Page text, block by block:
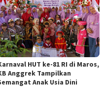
HUT ke-81 RI di Maros,
Anggrek Tampilkan
Anak Usia Dini